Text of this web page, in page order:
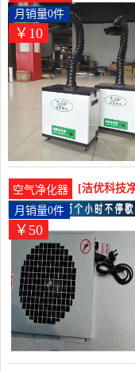
空气抽烟
￥10
月销量0件
空气净化器
[洁优科技
净室车月
￥50
月销量0件